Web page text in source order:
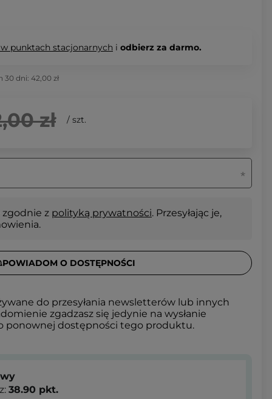
punktach stacjonarnych i odbierz za darmo.
30 dni: 42,00 zł
zł / szt.
zgodnie z polityką prywatności. Przesyłając je,
POWIADOM O DOSTĘPNOŚCI
do przesyłania newsletterów lub innych
zgadzasz się jedynie na wysłanie
ponownej dostępności tego produktu.
38.90 pkt.